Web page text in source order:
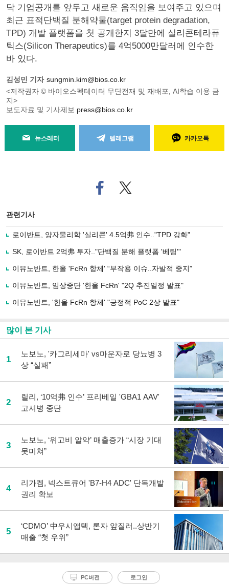
닥 기업공개를 앞두고 새로운 움직임을 보여주고 있으며
최근 표적단백질 분해약물(target protein degradation,
TPD) 개발 플랫폼을 첫 공개한지 3달만에 실리콘테라퓨
틱스(Silicon Therapeutics)를 4억5000만달러에 인수한
바 있다.
김성민 기자 sungmin.kim@bios.co.kr
<저작권자 © 바이오스펙테이터 무단전재 및 재배포, AI학습 이용 금
지>
보도자료 및 기사제보 press@bios.co.kr
뉴스레터 텔레그램 카카오톡
페
이
로
기
사
유
기
트위
터로
관련기사
로이반트, 양자물리학 '실리콘' 4.5억弗 인수.."TPD 강화"
SK, 로이반트 2억弗 투자.."단백질 분해 플랫폼 '베팅'"
이뮤노반트, 한올 'FcRn 항체' “부작용 이슈..자발적 중지”
이뮤노반트, 임상중단 '한올 FcRn' "2Q 추진일정 발표"
이뮤노반트, '한올 FcRn 항체' "긍정적 PoC 2상 발표"
많이 본 기사
1
노보노, '카그리세마' vs마운자로 당뇨병 3
상 “실패”
2
릴리, ‘10억弗 인수’ 프리베일 'GBA1 AAV'
고셔병 중단
3
노보노, ‘위고비 알약’ 매출증가 “시장 기대
못미쳐”
4
리가켐, 넥스트큐어 'B7-H4 ADC' 단독개발
권리 확보
5
‘CDMO’ 中우시앱텍, 론자 앞질러..상반기
매출 “첫 우위”
PC버전 로그인